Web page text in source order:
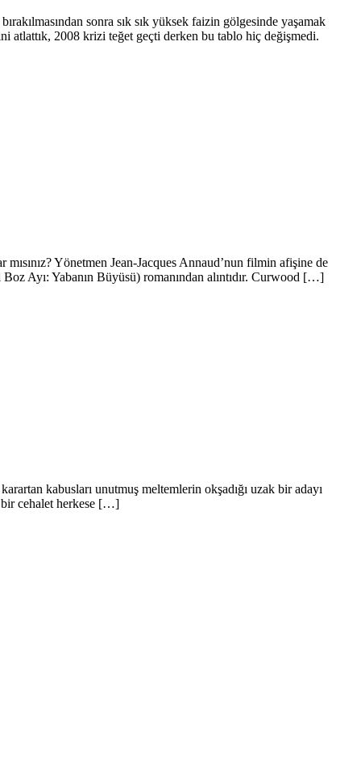
sonra sık sık yüksek faizin gölgesinde yaşamak
atlattık, 2008 krizi teğet geçti derken bu tablo hiç değişmedi.
Yönetmen Jean-Jacques Annaud’nun filmin afişine de
Ayı: Yabanın Büyüsü) romanından alıntıdır. Curwood […]
kabusları unutmuş meltemlerin okşadığı uzak bir adayı
bir cehalet herkese […]